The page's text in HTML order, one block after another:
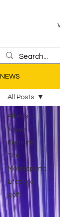
NEWS
All Posts
News
Feature
Tire
Motorsports
Lifestyle
golf
All Posts